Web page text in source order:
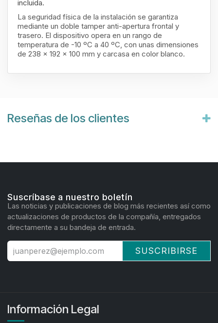
incluida.
La seguridad física de la instalación se garantiza
mediante un doble tamper anti-apertura frontal y
trasero. El dispositivo opera en un rango de
temperatura de -10 ºC a 40 ºC, con unas dimensiones
de 238 x 192 x 100 mm y carcasa en color blanco.
Reseñas de los clientes
Suscríbase a nuestro boletín
Las noticias y publicaciones de blog más recientes así como
actualizaciones de productos de la compañía, entregados
directamente a su bandeja de entrada.
SUSCRIBIRSE
Información Legal